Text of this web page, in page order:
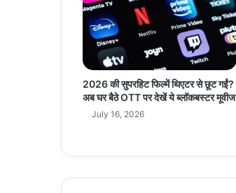
का
सी
ने
9
क
2026 की सुपरहिट फिल्में थिएटर से छूट गईं?
अब घर बैठे OTT पर देखें ये ब्लॉकबस्टर मूवीज
July 16, 2026